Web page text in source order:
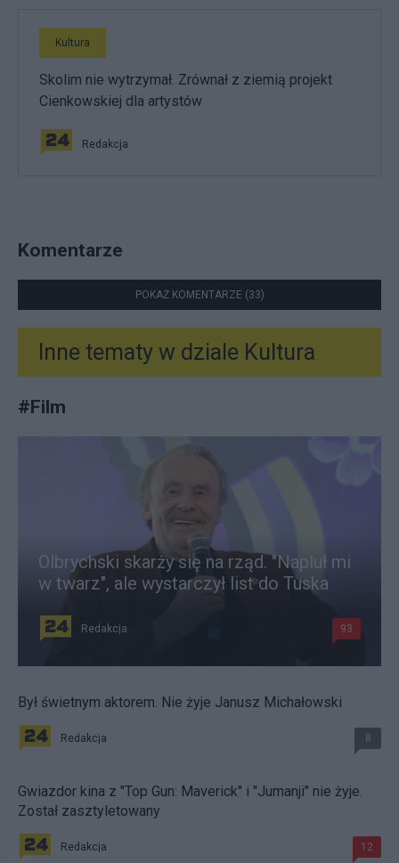
Kultura
Skolim nie wytrzymał. Zrównał z ziemią projekt
Cienkowskiej dla artystów
Redakcja
Komentarze
POKAŻ KOMENTARZE (33)
Inne tematy w dziale Kultura
#Film
Olbrychski skarży się na rząd. "Napluł mi
w twarz", ale wystarczył list do Tuska
Redakcja 93
Był świetnym aktorem. Nie żyje Janusz Michałowski
Redakcja 8
Gwiazdor kina z "Top Gun: Maverick" i "Jumanji" nie żyje.
Został zasztyletowany
Redakcja 12